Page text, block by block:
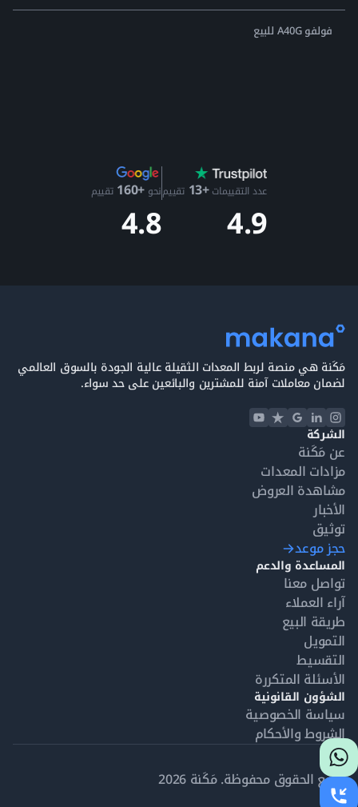
فولفو A40G للبيع
عدد التقييمات+13 تقييم
4.9
نحو +160 تقييم
4.8
مَكَنة هي منصة لربط المعدات الثقيلة عالية الجودة بالسوق العالمي
لضمان معاملات آمنة للمشترين والبائعين على حد سواء.
الشركة
عن مَكَنة
مزادات المعدات
مشاهدة العروض
الأخبار
توثيق
حجز موعد
المساعدة والدعم
تواصل معنا
آراء العملاء
طريقة البيع
التمويل
التقسيط
الأسئلة المتكررة
الشؤون القانونية
سياسة الخصوصية
الشروط والأحكام
جميع الحقوق محفوظة. مَكَنة 2026